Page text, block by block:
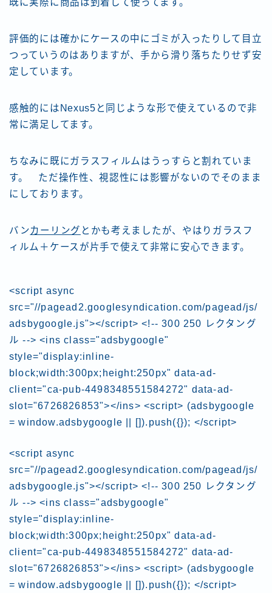
既に実際に商品は到着して使ってます。
評価的には確かにケースの中にゴミが入ったりして目立
つっていうのはありますが、手から滑り落ちたりせず安
定しています。
感触的にはNexus5と同じような形で使えているので非
常に満足してます。
ちなみに既にガラスフィルムはうっすらと割れていま
す。 ただ操作性、視認性には影響がないのでそのまま
にしております。
バン カーリング とかも考えましたが、やはりガラスフ
ィルム＋ケースが片手で使えて非常に安心できます。
<script async
src="//pagead2.googlesyndication.com/pagead/js/
adsbygoogle.js"></script> <!-- 300 250 レクタング
ル --> <ins class="adsbygoogle"
style="display:inline-
block;width:300px;height:250px" data-ad-
client="ca-pub-4498348551584272" data-ad-
slot="6726826853"></ins> <script> (adsbygoogle
= window.adsbygoogle || []).push({}); </script>
<script async
src="//pagead2.googlesyndication.com/pagead/js/
adsbygoogle.js"></script> <!-- 300 250 レクタング
ル --> <ins class="adsbygoogle"
style="display:inline-
block;width:300px;height:250px" data-ad-
client="ca-pub-4498348551584272" data-ad-
slot="6726826853"></ins> <script> (adsbygoogle
= window.adsbygoogle || []).push({}); </script>